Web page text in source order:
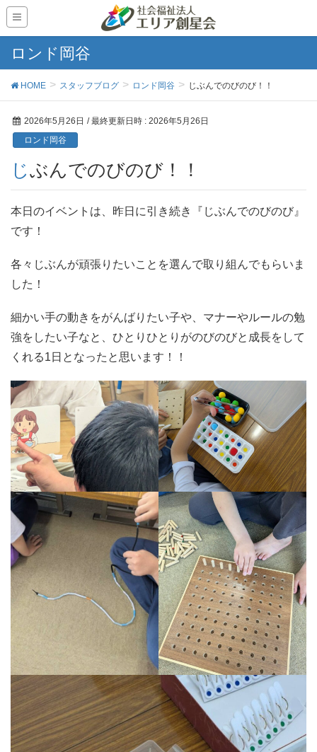
ロンド岡谷
HOME スタッフブログ ロンド岡谷 じぶんでのびのび！！
2026年5月26日 / 最終更新日時 : 2026年5月26日
ロンド岡谷
じぶんでのびのび！！
本日のイベントは、昨日に引き続き『じぶんでのびのび』
です！
各々じぶんが頑張りたいことを選んで取り組んでもらいま
した！
細かい手の動きをがんばりたい子や、マナーやルールの勉
強をしたい子なと、ひとりひとりがのびのびと成長をして
くれる1日となったと思います！！